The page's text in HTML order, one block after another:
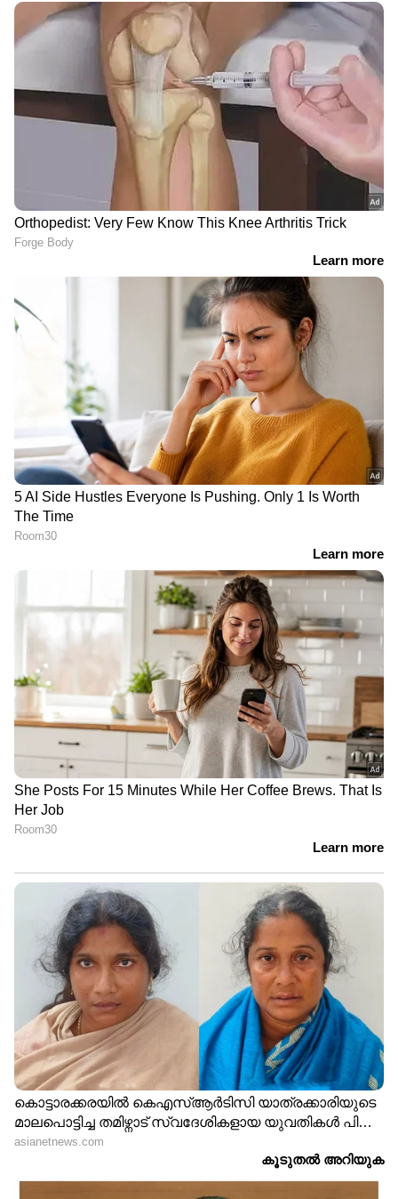
ഉലുവ വെള്ളത്തിൽ ആന്റിഓക്‌സിഡന്റുകൾ
അടങ്ങിയിട്ടുണ്ട്. ഇത് രോഗപ്രതിരോധ ശേഷി
വർദ്ധിപ്പിക്കാനും ശരീരത്തെ വിവിധ
അണുബാധകളിൽ നിന്നും രോഗങ്ങളിൽ നിന്നും
സംരക്ഷിക്കാനും സഹായിക്കുന്നു.
ദിവസവും ഒരു പിടി പിസ്ത കഴിക്കൂ, ​
ഗുണങ്ങളറിയാം
LATEST VIDEOS